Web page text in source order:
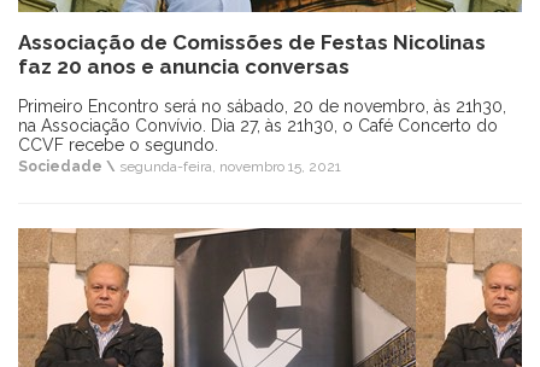
Associação de Comissões de Festas Nicolinas
faz 20 anos e anuncia conversas
Primeiro Encontro será no sábado, 20 de novembro, às 21h30,
na Associação Convívio. Dia 27, às 21h30, o Café Concerto do
CCVF recebe o segundo.
Sociedade \ segunda-feira, novembro 15, 2021